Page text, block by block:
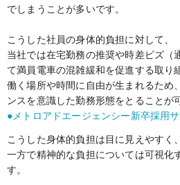
でしまうことが多いです。
こうした社員の身体的負担に対して、
当社では在宅勤務の推奨や時差ビズ（
て満員電車の混雑緩和を促進する取り
働く場所や時間に自由が生まれるため
ンスを意識した勤務形態をとることが
●メトロアドエージェンシー新卒採用
こうした身体的負担は目に見えやすく
一方で精神的な負担については可視化
す。